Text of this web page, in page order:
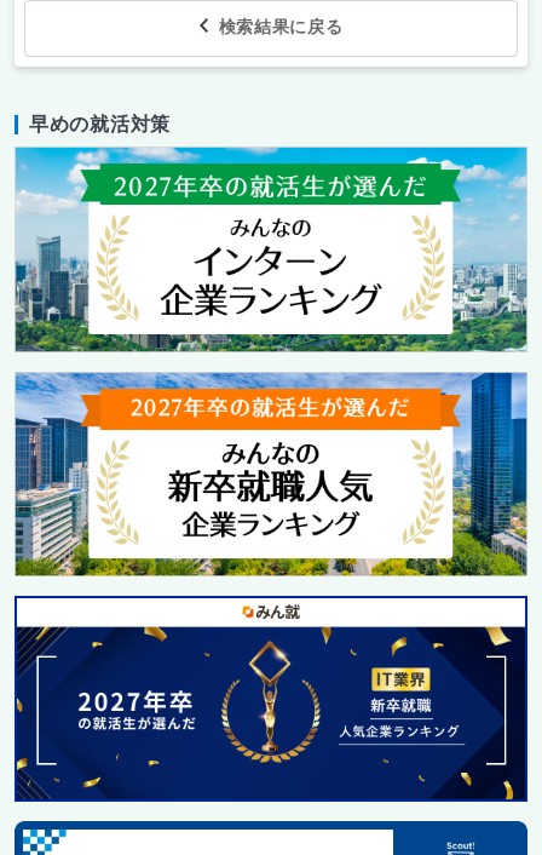
検索結果に戻る
早めの就活対策